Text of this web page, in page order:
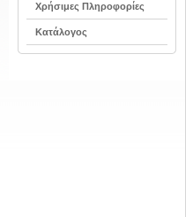
Χρήσιμες Πληροφορίες
Κατάλογος